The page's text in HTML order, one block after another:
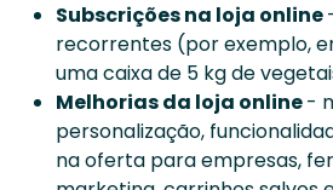
Subscrições na loja online
recorrentes (por exemplo,
uma caixa de 5 kg de
Melhorias da loja online-
personalização,
na oferta para empresas,